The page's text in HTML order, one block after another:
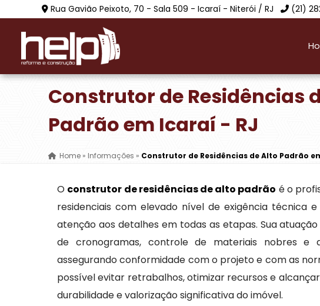
Rua Gavião Peixoto, 70 - Sala 509 - Icaraí - Niterói / RJ (21)
Construtor de Residências
Padrão em Icaraí - RJ
Home »Informações » Construtor de Residências de Alto Padrão
O construtor de residências de alto padrão é o
residenciais com elevado nível de exigência técnica
atenção aos detalhes em todas as etapas. Sua
de cronogramas, controle de materiais nobres e
assegurando conformidade com o projeto e com as
possível evitar retrabalhos, otimizar recursos e
durabilidade e valorização significativa do imóvel.